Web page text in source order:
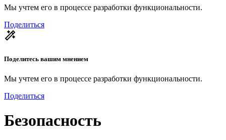
Мы учтем его в процессе разработки функциональности.
Поделиться
Поделитесь вашим мнением
Мы учтем его в процессе разработки функциональности.
Поделиться
Безопасность